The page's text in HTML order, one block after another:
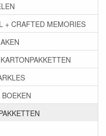
+ CRAFTED MEMORIES